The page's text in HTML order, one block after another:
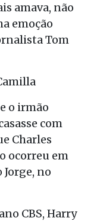
amava, não
emoção
Tom
o irmão
com
Charles
ocorreu em
Jorge, no
CBS, Harry